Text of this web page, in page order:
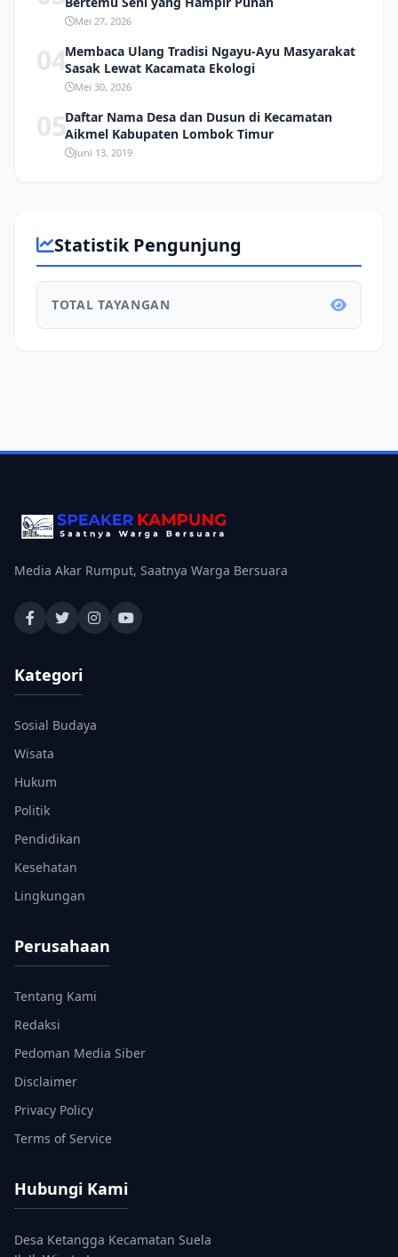
Mei 27, 2026
04Membaca Ulang Tradisi Ngayu-Ayu Masyarakat
Sasak Lewat Kacamata Ekologi
Mei 30, 2026
05Daftar Nama Desa dan Dusun di Kecamatan
Aikmel Kabupaten Lombok Timur
Juni 13, 2019
Statistik Pengunjung
TOTAL TAYANGAN
Media Akar Rumput, Saatnya Warga Bersuara
Kategori
Sosial Budaya
Wisata
Hukum
Politik
Pendidikan
Kesehatan
Lingkungan
Perusahaan
Tentang Kami
Redaksi
Pedoman Media Siber
Disclaimer
Privacy Policy
Terms of Service
Hubungi Kami
Desa Ketangga Kecamatan Suela